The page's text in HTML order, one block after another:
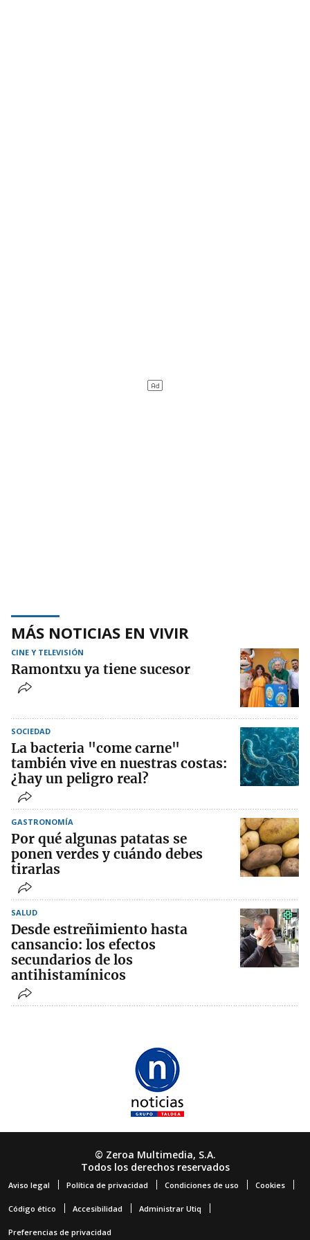
MÁS NOTICIAS EN VIVIR
CINE Y TELEVISIÓN
Ramontxu ya tiene sucesor
SOCIEDAD
La bacteria "come carne"
también vive en nuestras costas:
¿hay un peligro real?
GASTRONOMÍA
Por qué algunas patatas se
ponen verdes y cuándo debes
tirarlas
SALUD
Desde estreñimiento hasta
cansancio: los efectos
secundarios de los
antihistamínicos
© Zeroa Multimedia, S.A.
Todos los derechos reservados
Aviso legal Política de privacidad Condiciones de uso Cookies
Código ético Accesibilidad Administrar Utiq
Preferencias de privacidad